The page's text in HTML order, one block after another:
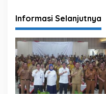
Informasi Selanjutnya